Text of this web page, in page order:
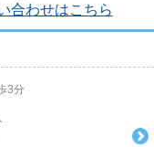
合わせはこちら
3分